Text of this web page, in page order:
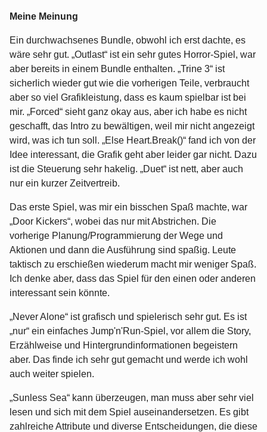
Meine Meinung
Ein durchwachsenes Bundle, obwohl ich erst dachte, es
wäre sehr gut. „Outlast“ ist ein sehr gutes Horror-Spiel, war
aber bereits in einem Bundle enthalten. „Trine 3“ ist
sicherlich wieder gut wie die vorherigen Teile, verbraucht
aber so viel Grafikleistung, dass es kaum spielbar ist bei
mir. „Forced“ sieht ganz okay aus, aber ich habe es nicht
geschafft, das Intro zu bewältigen, weil mir nicht angezeigt
wird, was ich tun soll. „Else Heart.Break()“ fand ich von der
Idee interessant, die Grafik geht aber leider gar nicht. Dazu
ist die Steuerung sehr hakelig. „Duet“ ist nett, aber auch
nur ein kurzer Zeitvertreib.
Das erste Spiel, was mir ein bisschen Spaß machte, war
„Door Kickers“, wobei das nur mit Abstrichen. Die
vorherige Planung/Programmierung der Wege und
Aktionen und dann die Ausführung sind spaßig. Leute
taktisch zu erschießen wiederum macht mir weniger Spaß.
Ich denke aber, dass das Spiel für den einen oder anderen
interessant sein könnte.
„Never Alone“ ist grafisch und spielerisch sehr gut. Es ist
„nur“ ein einfaches Jump'n'Run-Spiel, vor allem die Story,
Erzählweise und Hintergrundinformationen begeistern
aber. Das finde ich sehr gut gemacht und werde ich wohl
auch weiter spielen.
„Sunless Sea“ kann überzeugen, man muss aber sehr viel
lesen und sich mit dem Spiel auseinandersetzen. Es gibt
zahlreiche Attribute und diverse Entscheidungen, die diese